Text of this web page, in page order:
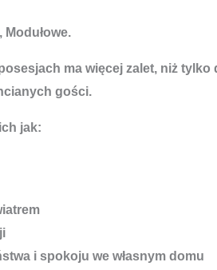
ma więcej zalet, niż tylko
gości.
jak:
i spokoju we własnym domu